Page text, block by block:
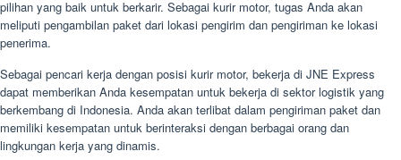
pilihan yang baik untuk berkarir. Sebagai kurir motor, tugas Anda akan
meliputi pengambilan paket dari lokasi pengirim dan pengiriman ke lokasi
penerima.
Sebagai pencari kerja dengan posisi kurir motor, bekerja di JNE Express
dapat memberikan Anda kesempatan untuk bekerja di sektor logistik yang
berkembang di Indonesia. Anda akan terlibat dalam pengiriman paket dan
memiliki kesempatan untuk berinteraksi dengan berbagai orang dan
lingkungan kerja yang dinamis.